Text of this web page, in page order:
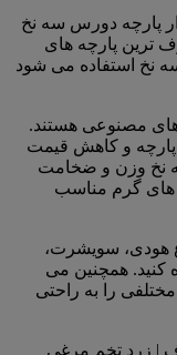
پارچه دورس سه نخ
ترین پارچه های
سه نخ استفاده می شود
مصنوعی هستند.
پارچه و کاهش قیمت
نخ وزن و ضخامت
های گرم مناسب
هودی، سویشرت،
کنید. همچنین می
را به راحتی